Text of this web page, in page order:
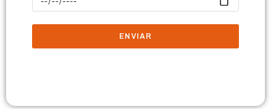
ENVIAR